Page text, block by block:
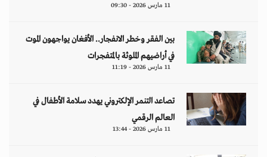
11 مارس 2026 - 09:30
بين الفقر وخطر الانفجار.. الأفغان يواجهون الموت
في أراضيهم الملوثة بالمتفجرات
11 مارس 2026 - 11:19
تصاعد التنمر الإلكتروني يهدد سلامة الأطفال في
العالم الرقمي
11 مارس 2026 - 13:44